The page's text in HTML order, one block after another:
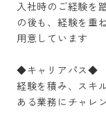
入社時のご経験を
の後も、経験を重
用意しています
◆キャリアパス◆
経験を積み、スキ
ある業務にチャレ